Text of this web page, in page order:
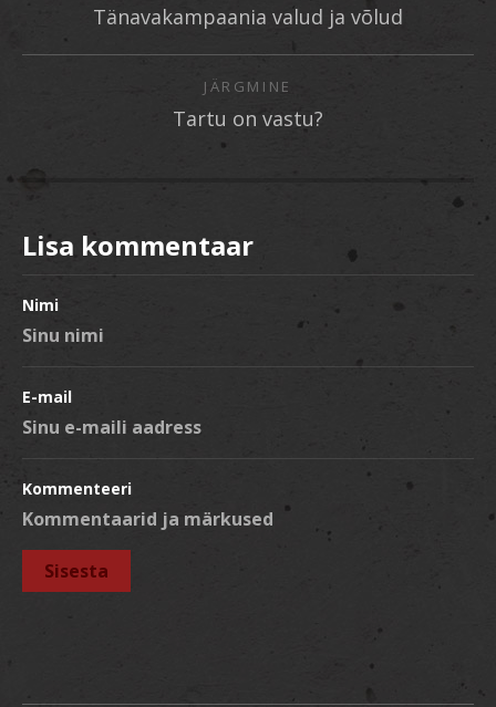
Tänavakampaania valud ja võlud
JÄRGMINE
Tartu on vastu?
Lisa kommentaar
Nimi
E-mail
Kommenteeri